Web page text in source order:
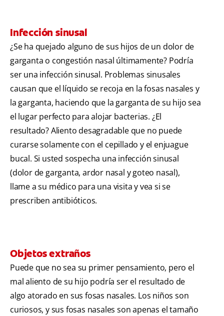
Infección sinusal
¿Se ha quejado alguno de sus hijos de un dolor de
garganta o congestión nasal últimamente? Podría
ser una infección sinusal. Problemas sinusales
causan que el líquido se recoja en la fosas nasales y
la garganta, haciendo que la garganta de su hijo sea
el lugar perfecto para alojar bacterias. ¿El
resultado? Aliento desagradable que no puede
curarse solamente con el cepillado y el enjuague
bucal. Si usted sospecha una infección sinusal
(dolor de garganta, ardor nasal y goteo nasal),
llame a su médico para una visita y vea si se
prescriben antibióticos.
Objetos extraños
Puede que no sea su primer pensamiento, pero el
mal aliento de su hijo podría ser el resultado de
algo atorado en sus fosas nasales. Los niños son
curiosos, y sus fosas nasales son apenas el tamaño